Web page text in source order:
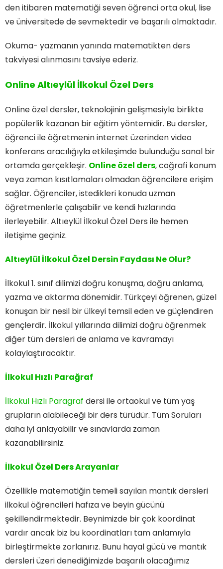
den itibaren matematiği seven öğrenci orta okul, lise
ve üniversitede de sevmektedir ve başarılı olmaktadır.
Okuma- yazmanın yanında matematikten ders
takviyesi alınmasını tavsiye ederiz.
Online Altıeylül İlkokul Özel Ders
Online özel dersler, teknolojinin gelişmesiyle birlikte
popülerlik kazanan bir eğitim yöntemidir. Bu dersler,
öğrenci ile öğretmenin internet üzerinden video
konferans aracılığıyla etkileşimde bulunduğu sanal bir
ortamda gerçekleşir. Online özel ders, coğrafi konum
veya zaman kısıtlamaları olmadan öğrencilere erişim
sağlar. Öğrenciler, istedikleri konuda uzman
öğretmenlerle çalışabilir ve kendi hızlarında
ilerleyebilir. Altıeylül İlkokul Özel Ders ile hemen
iletişime geçiniz.
Altıeylül İlkokul Özel Dersin Faydası Ne Olur?
İlkokul 1. sınıf dilimizi doğru konuşma, doğru anlama,
yazma ve aktarma dönemidir. Türkçeyi öğrenen, güzel
konuşan bir nesil bir ülkeyi temsil eden ve güçlendiren
gençlerdir. İlkokul yıllarında dilimizi doğru öğrenmek
diğer tüm dersleri de anlama ve kavramayı
kolaylaştıracaktır.
İlkokul Hızlı Parağraf
İlkokul Hızlı Paragraf dersi ile ortaokul ve tüm yaş
grupların alabileceği bir ders türüdür. Tüm Soruları
daha iyi anlayabilir ve sınavlarda zaman
kazanabilirsiniz.
İlkokul Özel Ders Arayanlar
Özellikle matematiğin temeli sayılan mantık dersleri
ilkokul öğrencileri hafıza ve beyin gücünü
şekillendirmektedir. Beynimizde bir çok koordinat
vardır ancak biz bu koordinatları tam anlamıyla
birleştirmekte zorlanırız. Bunu hayal gücü ve mantık
dersleri üzeri denediğimizde başarılı olacağımız